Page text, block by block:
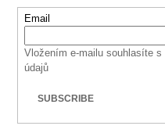
Email
Vložením e-mailu souhlasíte s
údajů
SUBSCRIBE